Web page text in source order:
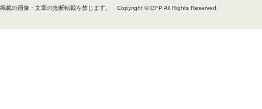
掲載の画像・文章の無断転載を禁じます。 Copyright © GFP All Rights Reserved.